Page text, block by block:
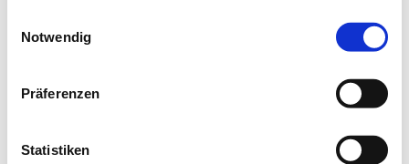
Notwendig
Präferenzen
Statistiken
loadingjobninja.com
for more